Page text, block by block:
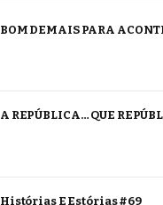
BOM DEMAIS PARA
A REPÚBLICA… QUE
Histórias E Estórias #69